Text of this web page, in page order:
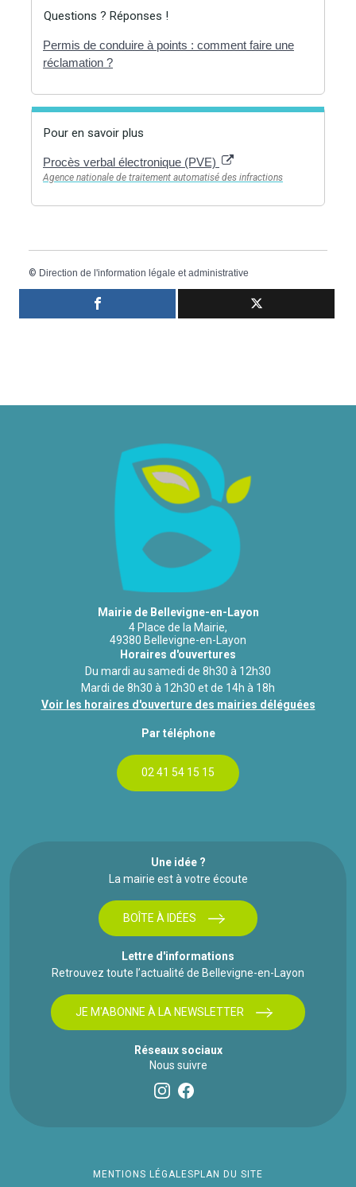
Questions ? Réponses !
Permis de conduire à points : comment faire une
réclamation ?
Pour en savoir plus
Procès verbal électronique (PVE)
Agence nationale de traitement automatisé des infractions
© Direction de l'information légale et administrative
Mairie de Bellevigne-en-Layon
4 Place de la Mairie,
49380 Bellevigne-en-Layon
Horaires d'ouvertures
Du mardi au samedi de 8h30 à 12h30
Mardi de 8h30 à 12h30 et de 14h à 18h
Voir les horaires d'ouverture des mairies déléguées
Par téléphone
02 41 54 15 15
Une idée ?
La mairie est à votre écoute
BOÎTE À IDÉES
Lettre d'informations
Retrouvez toute l’actualité de Bellevigne-en-Layon
JE M'ABONNE À LA NEWSLETTER
Réseaux sociaux
Nous suivre
MENTIONS LÉGALES PLAN DU SITE